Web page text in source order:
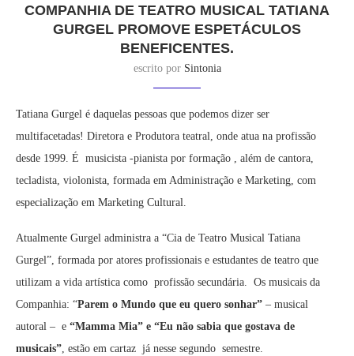
COMPANHIA DE TEATRO MUSICAL TATIANA
GURGEL PROMOVE ESPETÁCULOS
BENEFICENTES.
escrito por Sintonia
Tatiana Gurgel é daquelas pessoas que podemos dizer ser
multifacetadas! Diretora e Produtora teatral, onde atua na profissão
desde 1999. É musicista -pianista por formação , além de cantora,
tecladista, violonista, formada em Administração e Marketing, com
especialização em Marketing Cultural.
Atualmente Gurgel administra a “Cia de Teatro Musical Tatiana
Gurgel”, formada por atores profissionais e estudantes de teatro que
utilizam a vida artística como profissão secundária. Os musicais da
Companhia: “Parem o Mundo que eu quero sonhar” – musical
autoral – e “Mamma Mia” e “Eu não sabia que gostava de
musicais”, estão em cartaz já nesse segundo semestre.